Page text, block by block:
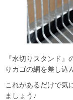
『水切りスタンド
りカゴの網を差し込
これがあるだけで気
ましょう♪